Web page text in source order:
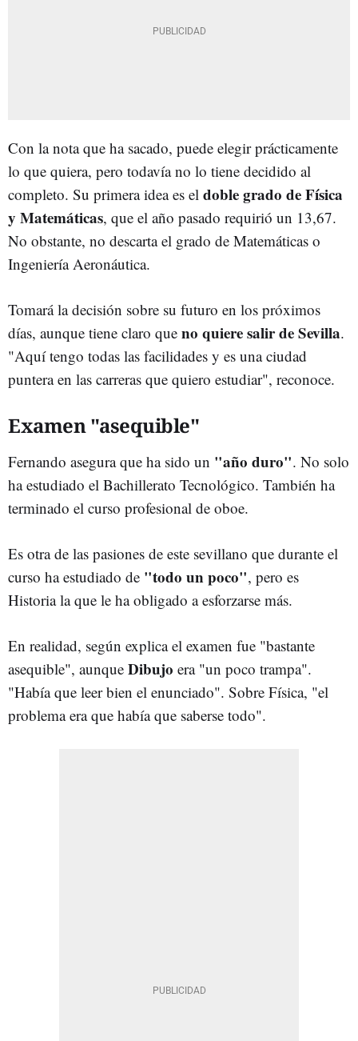
Con la nota que ha sacado, puede elegir prácticamente
lo que quiera, pero todavía no lo tiene decidido al
completo. Su primera idea es el doble grado de Física
y Matemáticas, que el año pasado requirió un 13,67.
No obstante, no descarta el grado de Matemáticas o
Ingeniería Aeronáutica.
Tomará la decisión sobre su futuro en los próximos
días, aunque tiene claro que no quiere salir de Sevilla.
"Aquí tengo todas las facilidades y es una ciudad
puntera en las carreras que quiero estudiar", reconoce.
Examen "asequible"
Fernando asegura que ha sido un "año duro". No solo
ha estudiado el Bachillerato Tecnológico. También ha
terminado el curso profesional de oboe.
Es otra de las pasiones de este sevillano que durante el
curso ha estudiado de "todo un poco", pero es
Historia la que le ha obligado a esforzarse más.
En realidad, según explica el examen fue "bastante
asequible", aunque Dibujo era "un poco trampa".
"Había que leer bien el enunciado". Sobre Física, "el
problema era que había que saberse todo".